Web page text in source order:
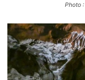
Photo :